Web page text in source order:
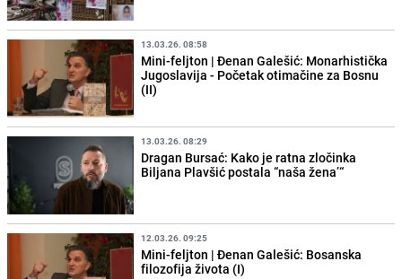
13.03.26. 08:58
Mini-feljton | Đenan Galešić: Monarhistička
Jugoslavija - Početak otimačine za Bosnu
(II)
13.03.26. 08:29
Dragan Bursać: Kako je ratna zločinka
Biljana Plavšić postala “naša žena’“
12.03.26. 09:25
Mini-feljton | Đenan Galešić: Bosanska
filozofija života (I)